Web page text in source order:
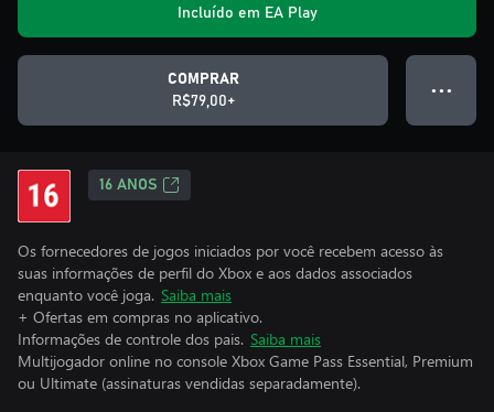
Incluído em EA Play
COMPRAR
R$79,00+
● ● ●
16 ANOS
Os fornecedores de jogos iniciados por você recebem acesso às
suas informações de perfil do Xbox e aos dados associados
enquanto você joga. Saiba mais
+ Ofertas em compras no aplicativo.
Informações de controle dos pais. Saiba mais
Multijogador online no console Xbox Game Pass Essential, Premium
ou Ultimate (assinaturas vendidas separadamente).